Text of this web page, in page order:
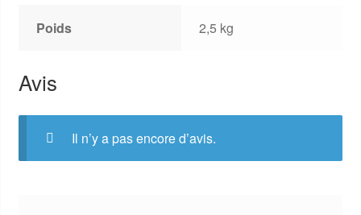
Poids 2,5 kg
Avis
Il n’y a pas encore d’avis.